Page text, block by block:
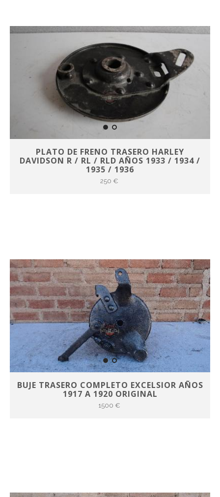
PLATO DE FRENO TRASERO HARLEY
DAVIDSON R / RL / RLD AÑOS 1933 / 1934 /
1935 / 1936
250 €
BUJE TRASERO COMPLETO EXCELSIOR AÑOS
1917 A 1920 ORIGINAL
1500 €